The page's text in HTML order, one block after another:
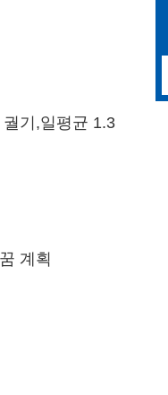
기,일평균 1.3
계획